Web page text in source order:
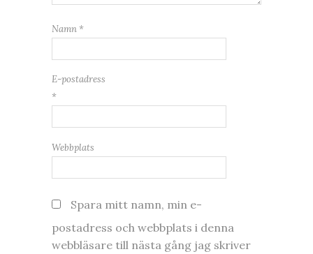
Namn *
E-postadress
*
Webbplats
Spara mitt namn, min e-
postadress och webbplats i denna
webbläsare till nästa gång jag skriver